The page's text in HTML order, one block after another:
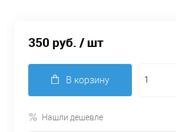
350 руб. / шт
В корзину
Нашли дешевле